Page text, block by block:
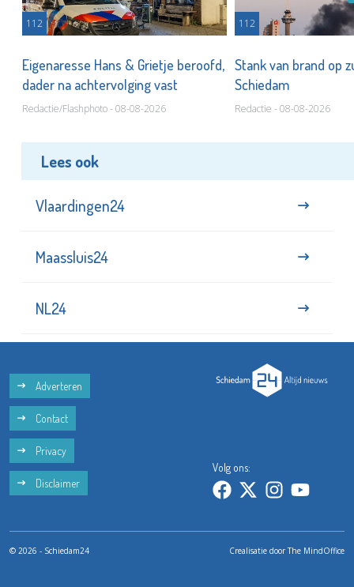
112
Eigenaresse Hans & Grietje beroofd,
dader na achtervolging vast
Redactie/Flashphoto - 08-08-2026
112
Stank van brand op
Schiedam
Redactie - 08-08-2026
Lees ook
Vlaardingen24
Maassluis24
NL24
Adverteren
Contact
Privacy
Disclaimer
Volg ons:
© 2026 - Schiedam24 Crealisatie doorThe MindOffice